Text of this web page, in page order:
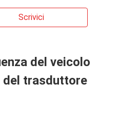
Scrivici
del veicolo
del trasduttore